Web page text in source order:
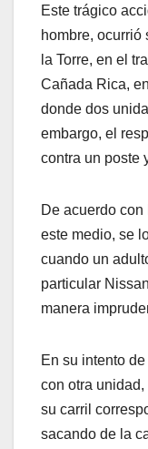
Este trágico
hombre, ocurrió
la Torre, en el
Cañada Rica,
donde dos
embargo, el
contra un poste
De acuerdo
este medio, se
cuando un
particular
manera
En su intento
con otra
su carril
sacando de la